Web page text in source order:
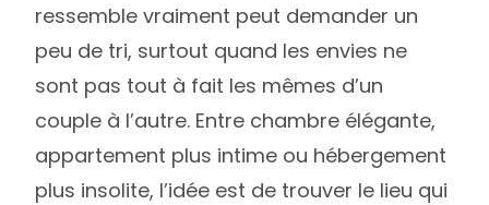
ressemble vraiment peut demander un
peu de tri, surtout quand les envies ne
sont pas tout à fait les mêmes d’un
couple à l’autre. Entre chambre élégante,
appartement plus intime ou hébergement
plus insolite, l’idée est de trouver le lieu qui